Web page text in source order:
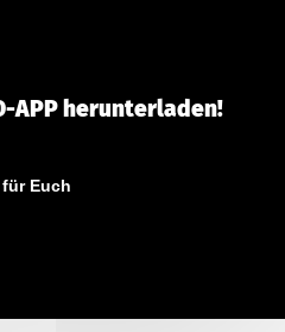
APP herunterladen!
Euch